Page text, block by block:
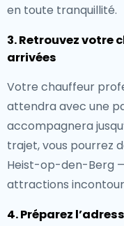
en toute tranquillité.
3. Retrouvez votre
arrivées
Votre chauffeur
attendra avec une
accompagnera
trajet, vous pourrez
Heist-op-den-Berg
attractions
4. Préparez